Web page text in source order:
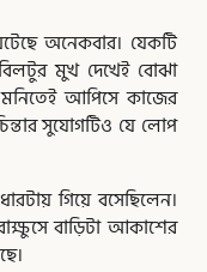
অনেকবার। যেকটি
মুখ দেখেই বোঝা
আপিসে কাজের
সুযোগটিও যে লোপ
গিয়ে বসেছিলেন।
বাড়িটা আকাশের